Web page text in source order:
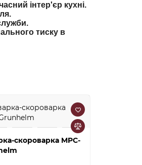
інтер'єр кухні.
тиску в
скороварка MPC-